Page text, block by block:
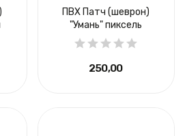
ПВХ Патч (шеврон)
"Умань" пиксель
250,00 ₴